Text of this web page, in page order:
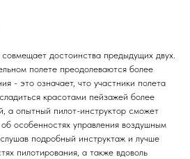
достоинства предыдущих двух.
полете преодолеваются более
- это означает, что участники полета
красотами пейзажей более
а опытный пилот-инструктор сможет
особенностях управления воздушным
подробный инструктаж и лучше
пилотирования, а также вдоволь